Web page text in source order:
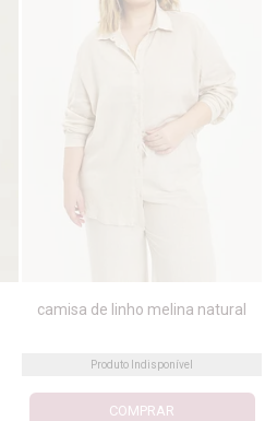
camisa de linho melina natural
Produto Indisponível
COMPRAR